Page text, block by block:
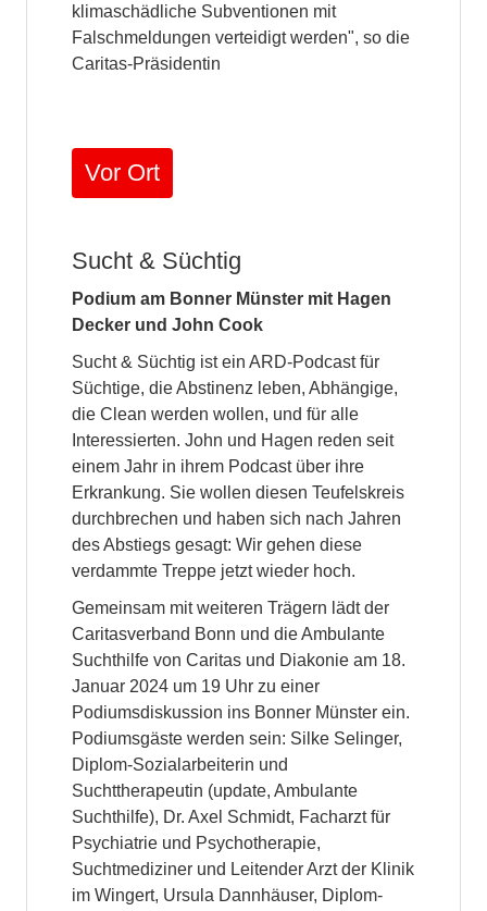
klimaschädliche Subventionen mit
Falschmeldungen verteidigt werden", so die
Caritas-Präsidentin
Vor Ort
Sucht & Süchtig
Podium am Bonner Münster mit Hagen
Decker und John Cook
Sucht & Süchtig ist ein ARD-Podcast für
Süchtige, die Abstinenz leben, Abhängige,
die Clean werden wollen, und für alle
Interessierten. John und Hagen reden seit
einem Jahr in ihrem Podcast über ihre
Erkrankung. Sie wollen diesen Teufelskreis
durchbrechen und haben sich nach Jahren
des Abstiegs gesagt: Wir gehen diese
verdammte Treppe jetzt wieder hoch.
Gemeinsam mit weiteren Trägern lädt der
Caritasverband Bonn und die Ambulante
Suchthilfe von Caritas und Diakonie am 18.
Januar 2024 um 19 Uhr zu einer
Podiumsdiskussion ins Bonner Münster ein.
Podiumsgäste werden sein: Silke Selinger,
Diplom-Sozialarbeiterin und
Suchttherapeutin (update, Ambulante
Suchthilfe), Dr. Axel Schmidt, Facharzt für
Psychiatrie und Psychotherapie,
Suchtmediziner und Leitender Arzt der Klinik
im Wingert, Ursula Dannhäuser, Diplom-